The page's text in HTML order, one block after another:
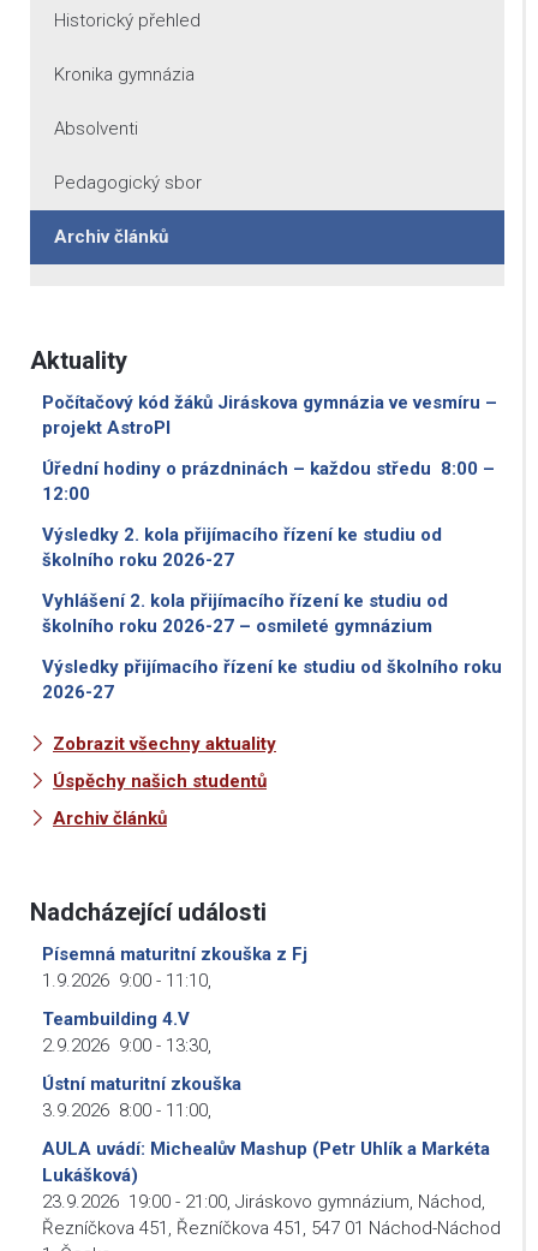
Historický přehled
Kronika gymnázia
Absolventi
Pedagogický sbor
Archiv článků
Aktuality
Počítačový kód žáků Jiráskova gymnázia ve vesmíru –
projekt AstroPI
Úřední hodiny o prázdninách – každou středu 8:00 –
12:00
Výsledky 2. kola přijímacího řízení ke studiu od
školního roku 2026-27
Vyhlášení 2. kola přijímacího řízení ke studiu od
školního roku 2026-27 – osmileté gymnázium
Výsledky přijímacího řízení ke studiu od školního roku
2026-27
Zobrazit všechny aktuality
Úspěchy našich studentů
Archiv článků
Nadcházející události
Písemná maturitní zkouška z Fj
1.9.2026 9:00 - 11:10
Teambuilding 4.V
2.9.2026 9:00 - 13:30
Ústní maturitní zkouška
3.9.2026 8:00 - 11:00
AULA uvádí: Michealův Mashup (Petr Uhlík a Markéta
Lukášková)
23.9.2026 19:00 - 21:00 Jiráskovo gymnázium, Náchod,
Řezníčkova 451, Řezníčkova 451, 547 01 Náchod-Náchod